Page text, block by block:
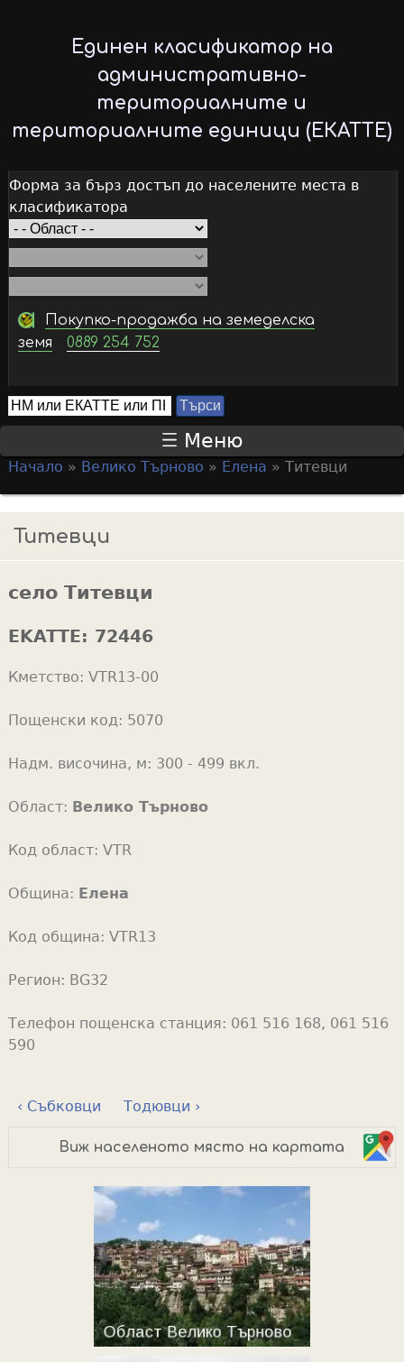
to
main
content
Единен класификатор на
административно-
териториалните и
териториалните единици (ЕКАТТЕ)
Форма за бърз достъп до населените места в
класификатора
Покупко-продажба на земеделска
земя
0889 254 752
S
e
r
c
h
f
r
m
Т
ъ
с
и
Меню
o
u
r
e
e
Начало » Велико Търново » Елена » Титевци
Титевци
село Титевци
EKATTE: 72446
Кметство: VTR13-00
Пощенски код: 5070
Надм. височина, м: 300 - 499 вкл.
Област: Велико Търново
Код област: VTR
Община: Елена
Код община: VTR13
Регион: BG32
Телефон пощенска станция: 061 516 168, 061 516
590
‹ Събковци Тодювци ›
Виж населеното място на картата